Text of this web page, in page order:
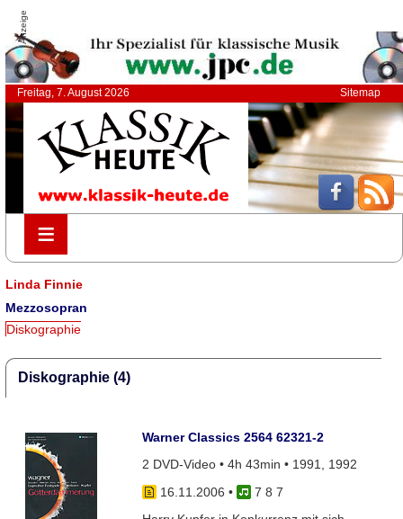
Anzeige
Freitag, 7. August 2026 Sitemap
≡
≡
Linda Finnie
Mezzosopran
Diskographie
Diskographie (4)
Warner Classics 2564 62321-2
2 DVD-Video • 4h 43min • 1991, 1992
16.11.2006 •
7 8 7